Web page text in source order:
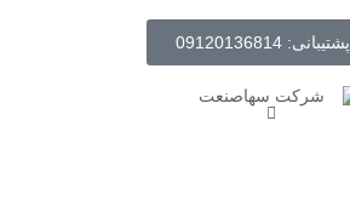
پشتیبانی: 09120136814